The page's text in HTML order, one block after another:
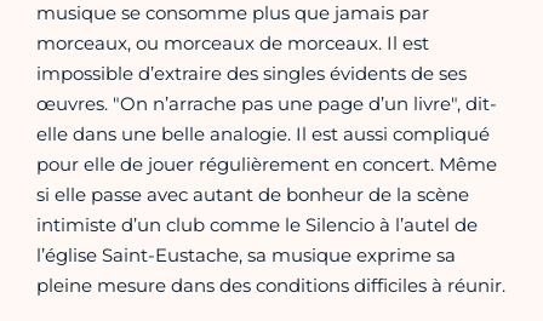
musique se consomme plus que jamais par
morceaux, ou morceaux de morceaux. Il est
impossible d’extraire des singles évidents de ses
œuvres. "On n’arrache pas une page d’un livre", dit-
elle dans une belle analogie. Il est aussi compliqué
pour elle de jouer régulièrement en concert. Même
si elle passe avec autant de bonheur de la scène
intimiste d’un club comme le Silencio à l’autel de
l’église Saint-Eustache, sa musique exprime sa
pleine mesure dans des conditions difficiles à réunir.